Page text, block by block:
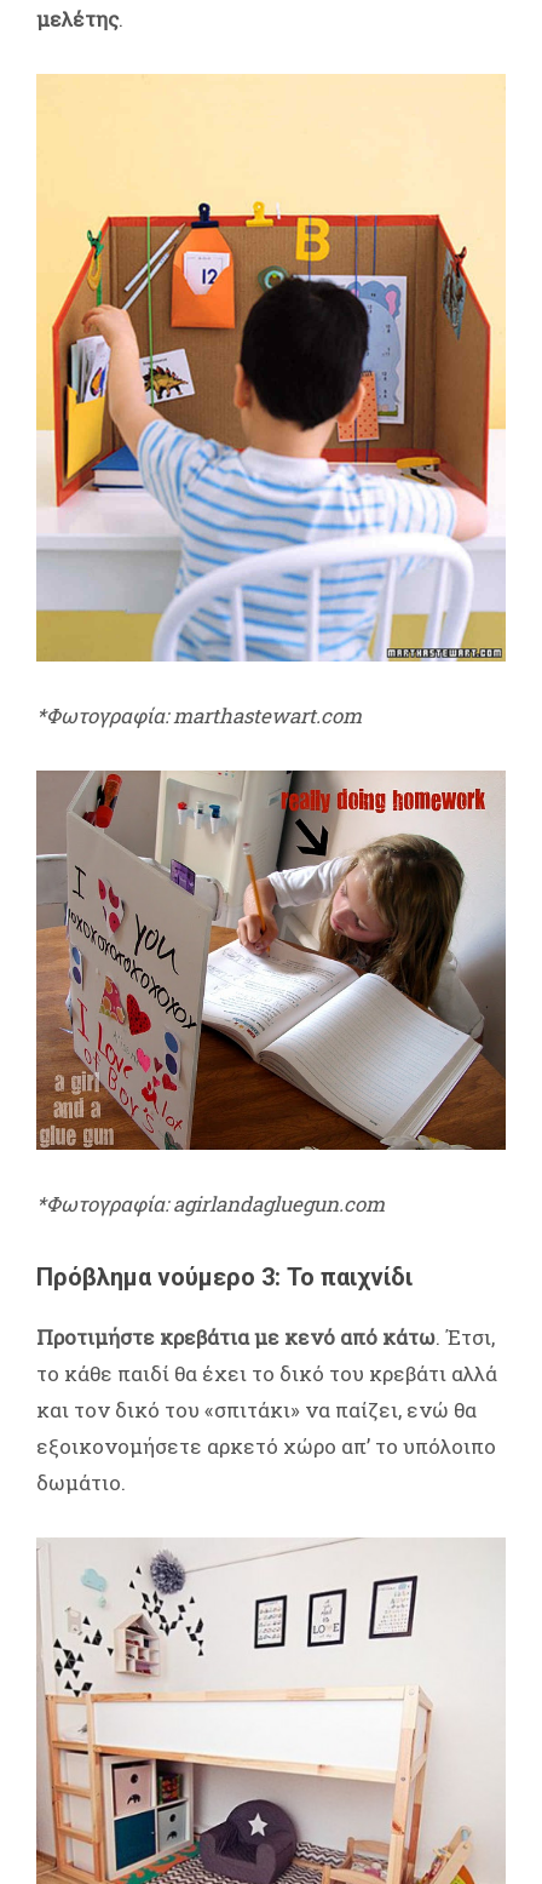
μελέτης.
*Φωτογραφία: marthastewart.com
*Φωτογραφία: agirlandagluegun.com
Πρόβλημα νούμερο 3: Το παιχνίδι
Προτιμήστε κρεβάτια με κενό από κάτω. Έτσι,
το κάθε παιδί θα έχει το δικό του κρεβάτι αλλά
και τον δικό του «σπιτάκι» να παίζει, ενώ θα
εξοικονομήσετε αρκετό χώρο απ’ το υπόλοιπο
δωμάτιο.